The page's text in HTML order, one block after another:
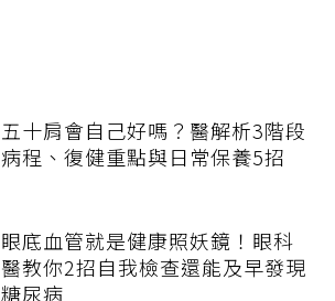
五十肩會自己好嗎？醫解析3階段
病程、復健重點與日常保養5招
眼底血管就是健康照妖鏡！眼科
醫教你2招自我檢查還能及早發現
糖尿病